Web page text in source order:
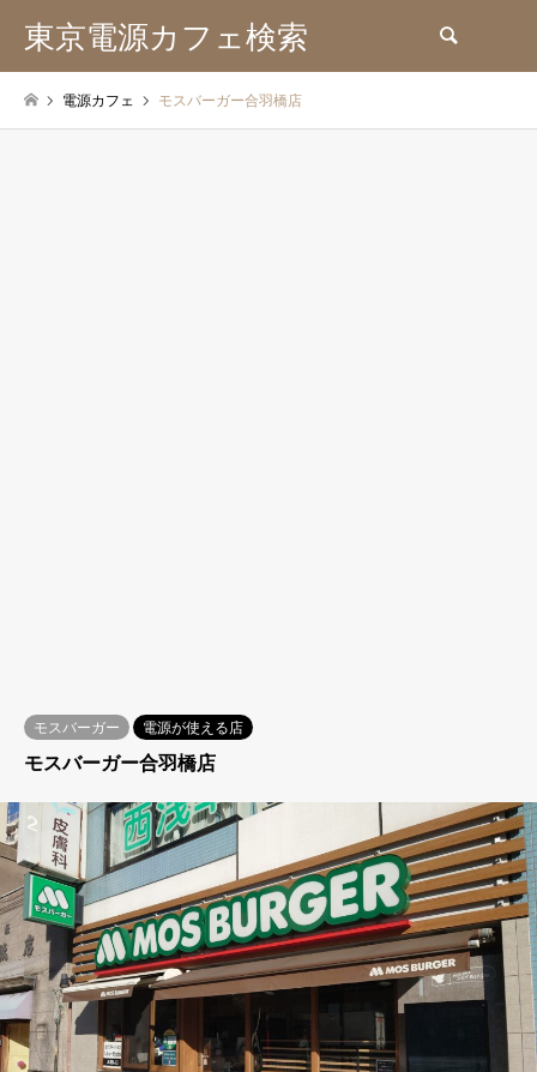
東京電源カフェ検索
電源カフェ モスバーガー合羽橋店
モスバーガー
電源が使える店
モスバーガー合羽橋店